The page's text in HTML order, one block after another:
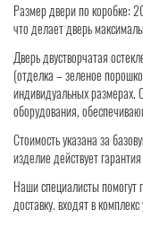
Размер двери по коробке:
что делает дверь
Дверь двустворчатая
(отделка – зеленое
индивидуальных размерах.
оборудования,
Стоимость указана за
изделие действует
Наши специалисты помогут
доставку. входят в комплекс